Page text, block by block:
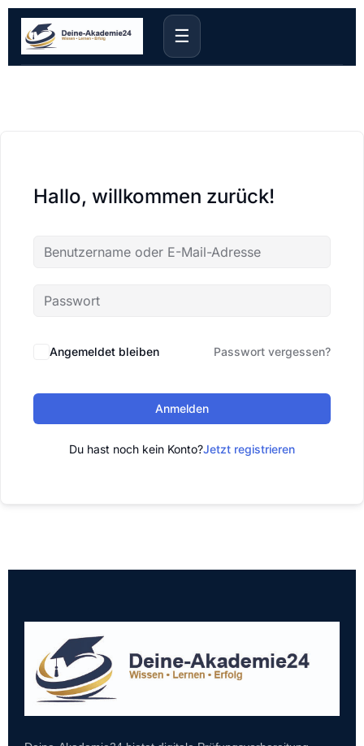
☰
Hallo, willkommen zurück!
Angemeldet bleiben Passwort vergessen?
Anmelden
Du hast noch kein Konto?Jetzt registrieren